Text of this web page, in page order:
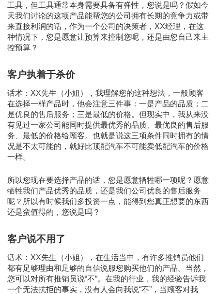
工具，但工具通常本身需要具备有弹性，您说是吗？假如今
天我们讨论的这项产品能帮您的公司拥有长期的竞争力或带
来直接利润的话，作为一个公司的决策者，XX经理，在这
种情况下，您是愿意让预算来控制您呢，还是由您自己来主
控预算？
客户执着于杀价
话术：XX先生（小姐），我理解您的这种想法，一般顾客
在选择一样产品时，他会注意三件事：一是产品的品质；二
是优良的售后服务；三是最低的价格。但现实中，我从来没
有见过一家公司能同时提供最优秀的品质、最优良的售后服
务、最低的价格给顾客。也就是说这三项条件同时拥有的情
况是不太可能的，就好比顶配汽车不可能卖低配汽车的价格
一样。
所以您现在要选择产品的话，您是愿意牺牲哪一项呢？愿意
牺牲我们产品优秀的品质，还是我们公司优良的售后服务
呢？所以有时候我们多投资一点，能得到您真正想要的东西
还是蛮值得的，您说是吗？
客户说不用了
话术：XX先生（小姐），在生活当中，有许多推销员他们
都有足够理由和足够的自信说服您购买他们的产品。当然，
您可以对所有推销员说“不”。在我的行业，我的经验告诉我
一个无法抗拒的事实，没有人会向我说“不”，当顾客对我